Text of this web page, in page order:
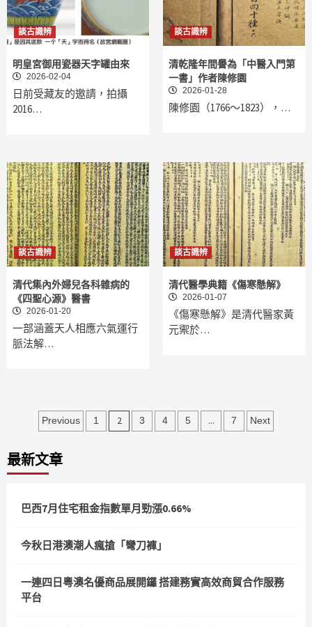
談古識辨
明皇宮御用瓷器天字罐由來
2026-02-04
日前受藏友的邀請，拍攝
2016…
談古識辨
清乾隆年間譽為「中醫入門第
一書」作者陳修園
2026-01-28
陳修園（1766～1823），…
談古識辨
清代集內外婦兒各科雜病的
《四聖心源》醫書
2026-01-20
一部涵蓋天人相應六氣運行
脈法解…
談古識辨
清代醫學典籍《傷寒懸解》
2026-01-07
《傷寒懸解》是清代醫家黃
元禦於…
文
分
Previous 1 2 3 4 5 ... 7 Next
最新文章
巴西7月住宅租金指數單月勁漲0.66%
今秋日港澳潮人瘋搶「彎刀褲」
一連四日粵澳名優商品展開鑼 搭建務實高效商貿合作服務
平台